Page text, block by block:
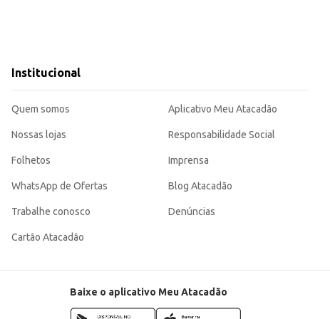
Institucional
Quem somos
Nossas lojas
Folhetos
WhatsApp de Ofertas
Trabalhe conosco
Cartão Atacadão
Aplicativo Meu Atacadão
Responsabilidade Social
Imprensa
Blog Atacadão
Denúncias
Baixe o aplicativo Meu Atacadão